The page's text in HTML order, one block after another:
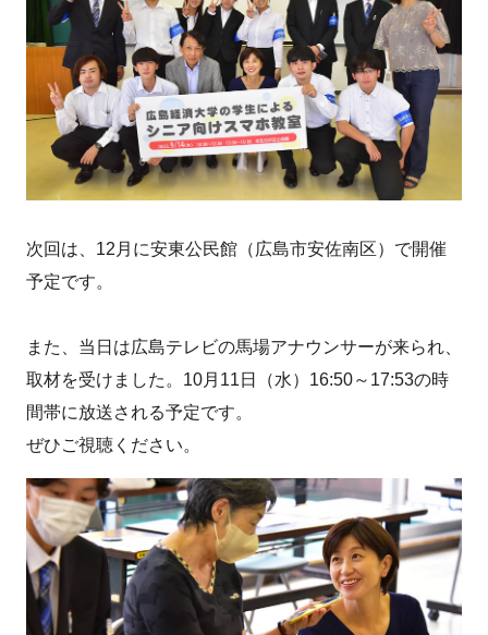
次回は、12月に安東公民館（広島市安佐南区）で開催
予定です。
また、当日は広島テレビの馬場アナウンサーが来られ、
取材を受けました。10月11日（水）16:50～17:53の時
間帯に放送される予定です。
ぜひご視聴ください。